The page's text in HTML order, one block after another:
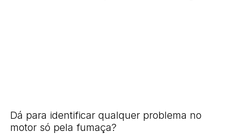
Dá para identificar qualquer problema no
motor só pela fumaça?